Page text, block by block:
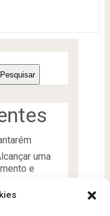
Pesquisar
uma
e